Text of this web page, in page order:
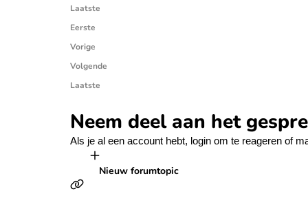
Laatste
Eerste
Vorige
Volgende
Laatste
Neem deel aan het
Als je al een account hebt, login om te reageren of
Nieuw forumtopic